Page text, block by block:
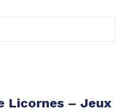
Licornes – Jeux